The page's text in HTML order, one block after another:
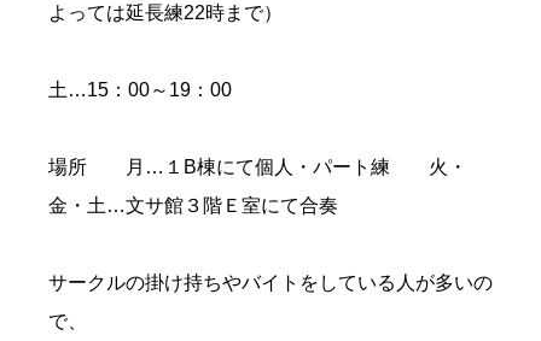
よっては延長練22時まで）
土…15：00～19：00
場所 月…１B棟にて個人・パート練 火・
金・土…文サ館３階Ｅ室にて合奏
サークルの掛け持ちやバイトをしている人が多いの
で、